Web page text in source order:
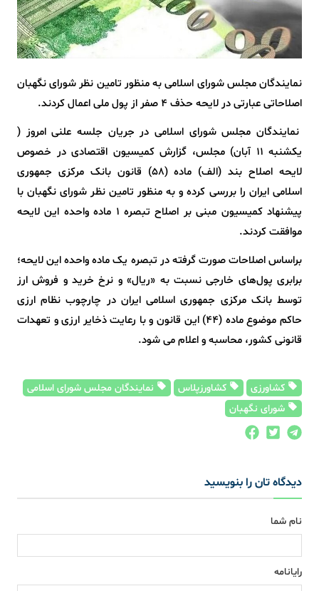
نمایندگان مجلس شورای اسلامی به منظور تامین نظر شورای نگهبان
اصلاحاتی عبارتی در لایحه حذف ۴ صفر از پول ملی اعمال کردند.
نمایندگان مجلس شورای اسلامی در جریان جلسه علنی امروز (
یکشنبه ۱۱ آبان) مجلس، گزارش کمیسیون اقتصادی در خصوص
لایحه اصلاح بند (الف) ماده (۵۸) قانون بانک مرکزی جمهوری
اسلامی ایران را بررسی کرده و به منظور تامین نظر شورای نگهبان با
پیشنهاد کمیسیون مبنی بر اصلاح تبصره ۱ ماده واحده این لایحه
موافقت کردند.
براساس اصلاحات صورت گرفته در تبصره یک ماده واحده این لایحه؛
برابری پول‌های خارجی نسبت به «ریال» و نرخ خرید و فروش ارز
توسط بانک مرکزی جمهوری اسلامی ایران در چارچوب نظام ارزی
حاکم موضوع ماده (۴۴) این قانون و با رعایت ذخایر ارزی و تعهدات
قانونی کشور، محاسبه و اعلام می شود.
کشاورزی کشاورزپلاس
نمایندگان مجلس شورای اسلامی
شورای نگهبان
دیدگاه تان را بنویسید
نام شما
رایانامه